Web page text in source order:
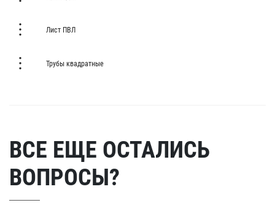
Лист ПВЛ
Трубы квадратные
ВСЕ ЕЩЕ ОСТАЛИСЬ
ВОПРОСЫ?